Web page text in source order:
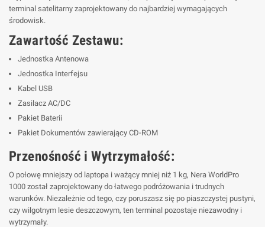
terminal satelitarny zaprojektowany do najbardziej wymagających
środowisk.
Zawartość Zestawu:
Jednostka Antenowa
Jednostka Interfejsu
Kabel USB
Zasilacz AC/DC
Pakiet Baterii
Pakiet Dokumentów zawierający CD-ROM
Przenośność i Wytrzymałość:
O połowę mniejszy od laptopa i ważący mniej niż 1 kg, Nera WorldPro
1000 został zaprojektowany do łatwego podróżowania i trudnych
warunków. Niezależnie od tego, czy poruszasz się po piaszczystej pustyni,
czy wilgotnym lesie deszczowym, ten terminal pozostaje niezawodny i
wytrzymały.